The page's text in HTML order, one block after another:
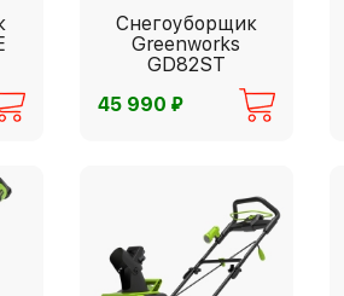
Снегоуборщик
Greenworks
GD82ST
45 990 ⃏